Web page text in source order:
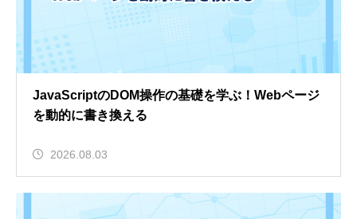
JavaScriptのDOM操作の基礎を学ぶ！Webページ
を動的に書き換える
2026.08.03